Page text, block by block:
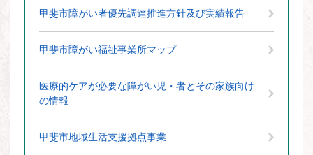
甲斐市障がい者優先調達推進方針及び実績報告
甲斐市障がい福祉事業所マップ
医療的ケアが必要な障がい児・者とその家族向け
の情報
甲斐市地域生活支援拠点事業